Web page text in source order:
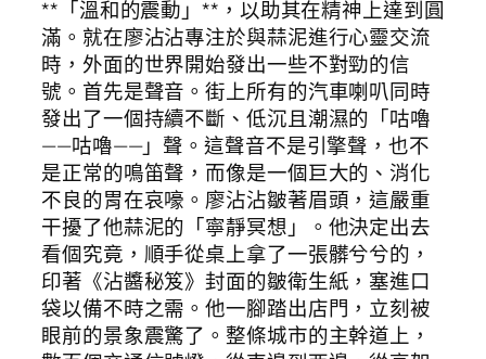
**「溫和的震動」**，以助其在精神上達到圓
滿。就在廖沾沾專注於與蒜泥進行心靈交流
時，外面的世界開始發出一些不對勁的信
號。首先是聲音。街上所有的汽車喇叭同時
發出了一個持續不斷、低沉且潮濕的「咕嚕
——咕嚕——」聲。這聲音不是引擎聲，也不
是正常的鳴笛聲，而像是一個巨大的、消化
不良的胃在哀嚎。廖沾沾皺著眉頭，這嚴重
干擾了他蒜泥的「寧靜冥想」。他決定出去
看個究竟，順手從桌上拿了一張髒兮兮的，
印著《沾醬秘笈》封面的皺衛生紙，塞進口
袋以備不時之需。他一腳踏出店門，立刻被
眼前的景象震驚了。整條城市的主幹道上，